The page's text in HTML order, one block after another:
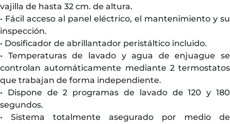
vajilla de hasta 32 cm. de altura.
• Fácil acceso al panel eléctrico, el mantenimiento y su
inspección.
• Dosificador de abrillantador peristáltico incluido.
• Temperaturas de lavado y agua de enjuague se
controlan automáticamente mediante 2 termostatos
que trabajan de forma independiente.
• Dispone de 2 programas de lavado de 120 y 180
segundos.
• Sistema totalmente asegurado por medio de